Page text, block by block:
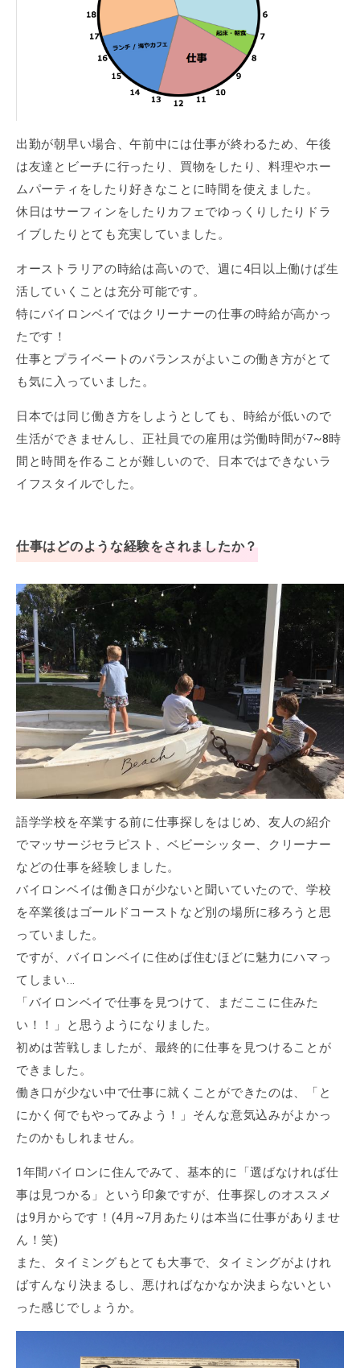
出勤が朝早い場合、午前中には仕事が終わるため、午後
は友達とビーチに行ったり、買物をしたり、料理やホー
ムパーティをしたり好きなことに時間を使えました。
休日はサーフィンをしたりカフェでゆっくりしたりドラ
イブしたりとても充実していました。
オーストラリアの時給は高いので、週に4日以上働けば生
活していくことは充分可能です。
特にバイロンベイではクリーナーの仕事の時給が高かっ
たです！
仕事とプライベートのバランスがよいこの働き方がとて
も気に入っていました。
日本では同じ働き方をしようとしても、時給が低いので
生活ができませんし、正社員での雇用は労働時間が7~8時
間と時間を作ることが難しいので、日本ではできないラ
イフスタイルでした。
仕事はどのような経験をされましたか？
語学学校を卒業する前に仕事探しをはじめ、友人の紹介
でマッサージセラピスト、ベビーシッター、クリーナー
などの仕事を経験しました。
バイロンベイは働き口が少ないと聞いていたので、学校
を卒業後はゴールドコーストなど別の場所に移ろうと思
っていました。
ですが、バイロンベイに住めば住むほどに魅力にハマっ
てしまい...
「バイロンベイで仕事を見つけて、まだここに住みた
い！！」と思うようになりました。
初めは苦戦しましたが、最終的に仕事を見つけることが
できました。
働き口が少ない中で仕事に就くことができたのは、「と
にかく何でもやってみよう！」そんな意気込みがよかっ
たのかもしれません。
1年間バイロンに住んでみて、基本的に「選ばなければ仕
事は見つかる」という印象ですが、仕事探しのオススメ
は9月からです！(4月~7月あたりは本当に仕事がありませ
ん！笑)
また、タイミングもとても大事で、タイミングがよけれ
ばすんなり決まるし、悪ければなかなか決まらないとい
った感じでしょうか。